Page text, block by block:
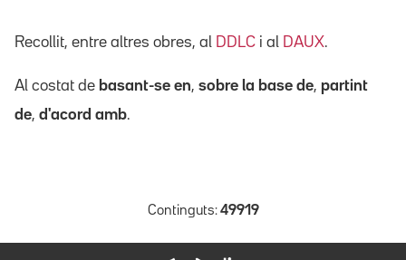
Recollit, entre altres obres, al DDLC i al DAUX.
Al costat de basant-se en, sobre la base de, partint
de, d'acord amb.
Continguts: 49919